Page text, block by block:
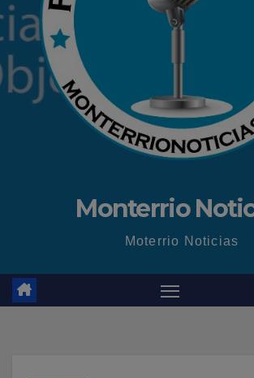
Monterrio
Moterrio Noticias